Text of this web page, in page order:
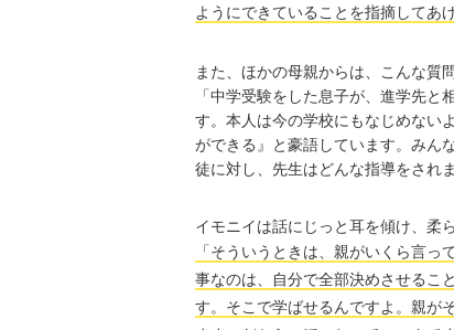
ようにできていることを指摘してあ
また、ほかの母親からは、こんな質問
「中学受験をした息子が、進学先
す。本人は今の学校にもなじめない
ができる』と豪語しています。みん
徒に対し、先生はどんな指導をされ
イモニイは話にじっと耳を傾け、柔
「そういうときは、親がいくら言
事なのは、自分で全部決めさせるこ
す。そこで学ばせるんですよ。親が